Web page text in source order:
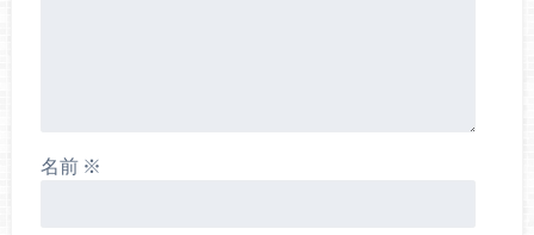
名前 ※